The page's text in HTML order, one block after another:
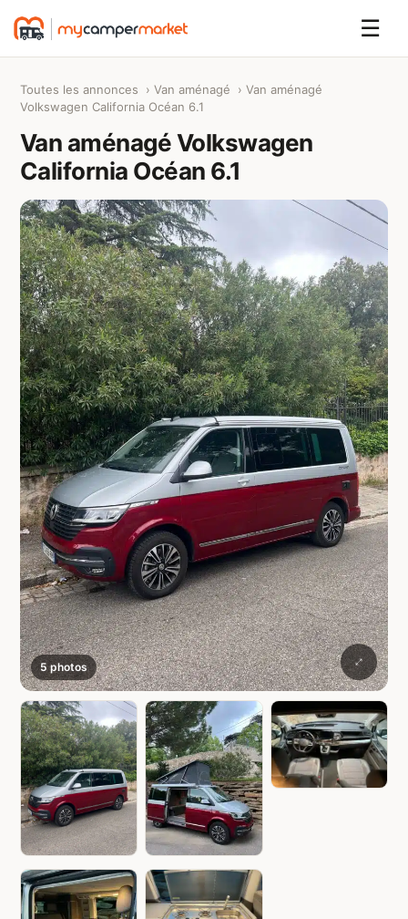
☰
Toutes les annonces › Van aménagé › Van aménagé
Volkswagen California Océan 6.1
Van aménagé Volkswagen
California Océan 6.1
5 photos